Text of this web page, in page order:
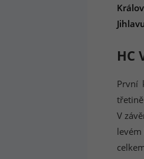
HC
První
V